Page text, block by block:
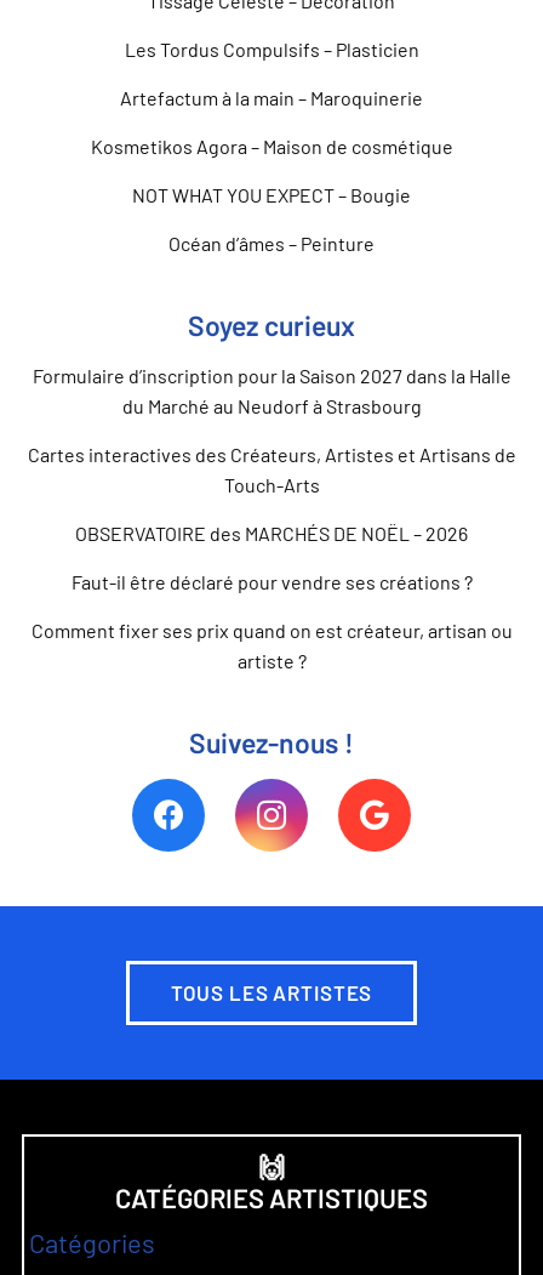
Les Tordus Compulsifs – Plasticien
Artefactum à la main – Maroquinerie
Kosmetikos Agora – Maison de cosmétique
NOT WHAT YOU EXPECT – Bougie
Océan d’âmes – Peinture
Soyez curieux
Formulaire d’inscription pour la Saison 2027 dans la Halle
du Marché au Neudorf à Strasbourg
Cartes interactives des Créateurs, Artistes et Artisans de
Touch-Arts
OBSERVATOIRE des MARCHÉS DE NOËL – 2026
Faut-il être déclaré pour vendre ses créations ?
Comment fixer ses prix quand on est créateur, artisan ou
artiste ?
Suivez-nous !
TOUS LES ARTISTES
🙌
CATÉGORIES ARTISTIQUES
Catégories